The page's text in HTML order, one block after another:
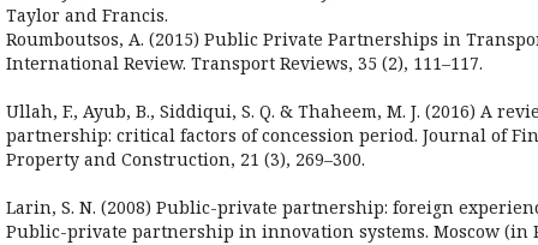
Taylor and Francis.
Roumboutsos, A. (2015) Public Private Partnerships in
International Review. Transport Reviews, 35 (2), 111–117.
Ullah, F., Ayub, B., Siddiqui, S. Q. & Thaheem, M. J. (2016) A
partnership: critical factors of concession period. Journal of
Property and Construction, 21 (3), 269–300.
Larin, S. N. (2008) Public-private partnership: foreign
Public-private partnership in innovation systems. Moscow (in